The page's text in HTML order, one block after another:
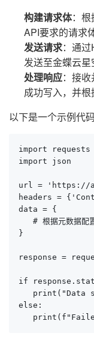
构建请求体：根
API要求的请求
发送请求：通
发送至金蝶云星
处理响应：接
成功写入，并根
以下是一个示例代
import requests
import json
url = 'https://
headers =
data = {
# 根据元数据配
}
response =
if
print("Data
else: